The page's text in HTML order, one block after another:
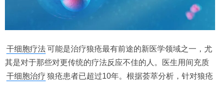
干细胞疗法可能是治疗狼疮最有前途的新医学领域之一，尤
其是对于那些对更传统的疗法反应不佳的人。医生用间充质
干细胞治疗 狼疮患者已超过10年。根据荟萃分析，针对狼疮